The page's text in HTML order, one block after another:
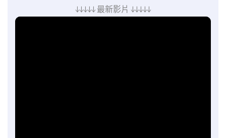
↓↓↓↓↓ 最新影片 ↓↓↓↓↓